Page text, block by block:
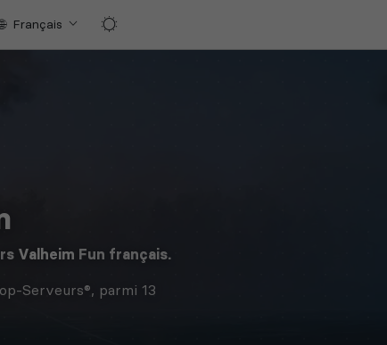
Français
Valheim Fun français.
Serveurs®, parmi 13